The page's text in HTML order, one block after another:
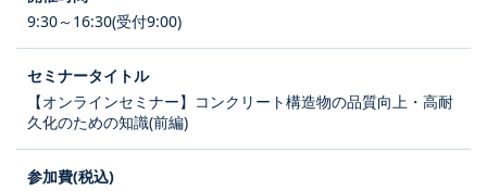
9:30～16:30(受付9:00)
【オンラインセミナー】コンクリート構造物の品質向上・高耐
久化のための知識(前編)